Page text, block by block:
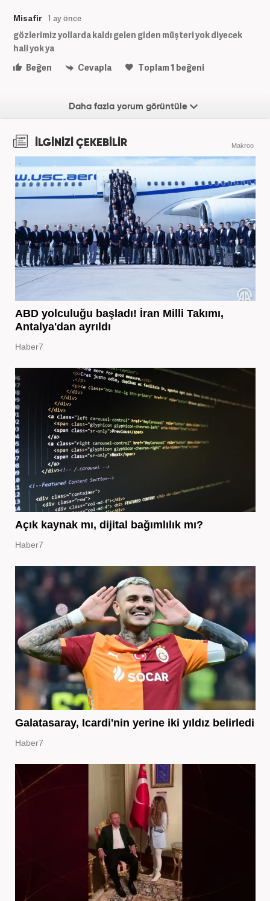
Misafir 1 ay önce
gözlerimiz yollarda kaldı gelen giden müşteri yok diyecek
hali yok ya
Beğen
Cevapla Toplam1 beğeni
Daha fazla yorum görüntüle
İLGİNİZİ ÇEKEBİLİR Makroo
ABD yolculuğu başladı! İran Milli Takımı,
Antalya'dan ayrıldı
Haber7
Açık kaynak mı, dijital bağımlılık mı?
Haber7
Galatasaray, Icardi'nin yerine iki yıldız belirledi
Haber7